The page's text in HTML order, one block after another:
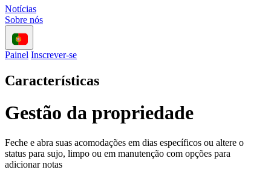
Notícias
Sobre nós
Painel Inscrever-se
Características
Gestão da propriedade
Feche e abra suas acomodações em dias específicos ou altere o
status para sujo, limpo ou em manutenção com opções para
adicionar notas